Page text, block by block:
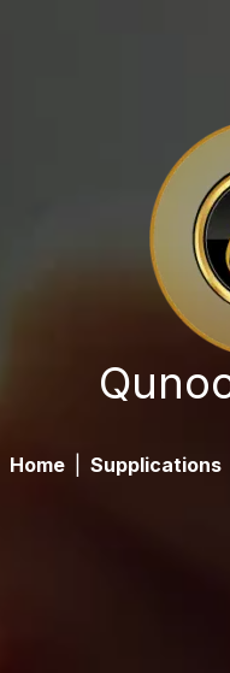
Home Supplications